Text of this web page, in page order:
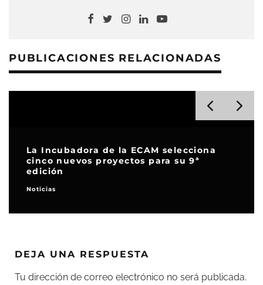
PUBLICACIONES RELACIONADAS
La Incubadora de la ECAM selecciona
cinco nuevos proyectos para su 9ª
edición
Noticias
DEJA UNA RESPUESTA
Tu dirección de correo electrónico no será publicada.